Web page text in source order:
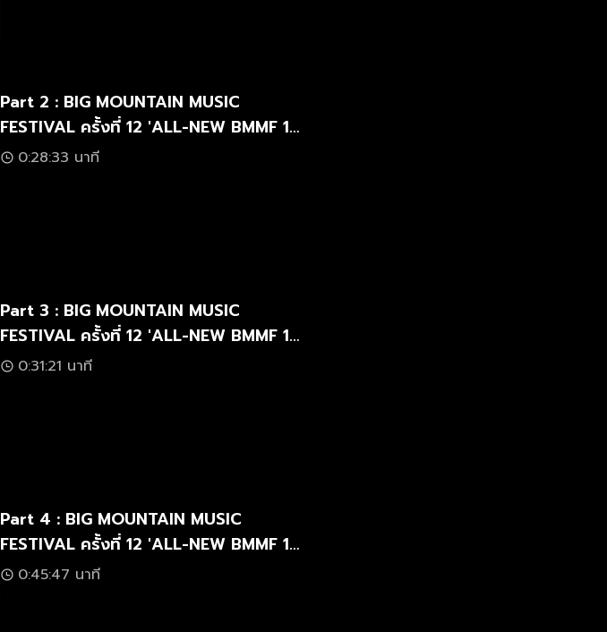
Part 2 : BIG MOUNTAIN MUSIC
FESTIVAL ครั้งที่ 12 'ALL-NEW BMMF 12
มัน-ใหม่-มาก'
0:28:33 นาที
Part 3 : BIG MOUNTAIN MUSIC
FESTIVAL ครั้งที่ 12 'ALL-NEW BMMF 12
มัน-ใหม่-มาก'
0:31:21 นาที
Part 4 : BIG MOUNTAIN MUSIC
FESTIVAL ครั้งที่ 12 'ALL-NEW BMMF 12
มัน-ใหม่-มาก'
0:45:47 นาที